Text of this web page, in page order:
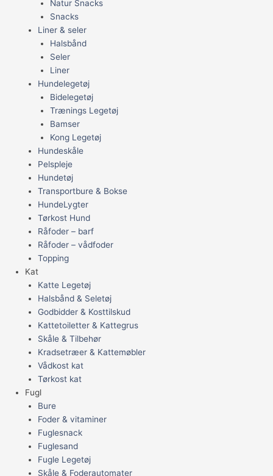
Natur Snacks
Snacks
Liner & seler
Halsbånd
Seler
Liner
Hundelegetøj
Bidelegetøj
Trænings Legetøj
Bamser
Kong Legetøj
Hundeskåle
Pelspleje
Hundetøj
Transportbure & Bokse
HundeLygter
Tørkost Hund
Råfoder – barf
Råfoder – vådfoder
Topping
Kat
Katte Legetøj
Halsbånd & Seletøj
Godbidder & Kosttilskud
Kattetoiletter & Kattegrus
Skåle & Tilbehør
Kradsetræer & Kattemøbler
Vådkost kat
Tørkost kat
Fugl
Bure
Foder & vitaminer
Fuglesnack
Fuglesand
Fugle Legetøj
Skåle & Foderautomater